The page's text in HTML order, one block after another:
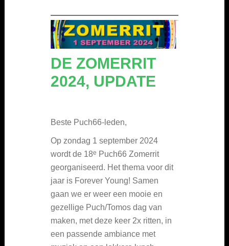
DE ZOMERRIT
2024, UPDATE
Beste Puch66-leden,
Op zondag 1 september 2024
wordt de 18e Puch66 Zomerrit
georganiseerd. Het thema voor dit
jaar is Forever Young! Samen
gaan we er weer een mooie en
gezellige Puch/Tomos dag van
maken, met deze keer 2x ritten, in
een passende ambiance met